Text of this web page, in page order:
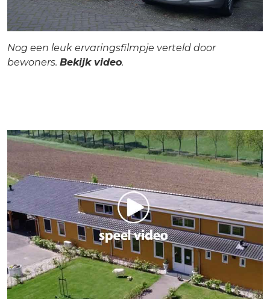
Nog een leuk ervaringsfilmpje verteld door
bewoners. Bekijk video.